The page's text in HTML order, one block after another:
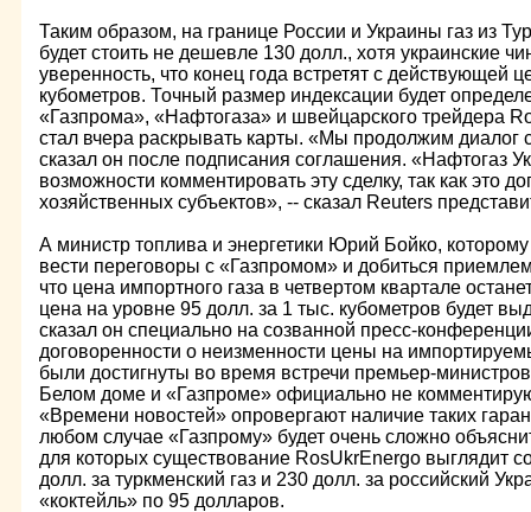
Таким образом, на границе России и Украины газ из
будет стоить не дешевле 130 долл., хотя украинские
уверенность, что конец года встретят с действующей
кубометров. Точный размер индексации будет
«Газпрома», «Нафтогаза» и швейцарского трейдера
стал вчера раскрывать карты. «Мы продолжим диалог
сказал он после подписания соглашения. «Нафтогаз
возможности комментировать эту сделку, так как это
хозяйственных субъектов», -- сказал Reuters
А министр топлива и энергетики Юрий Бойко,
вести переговоры с «Газпромом» и добиться
что цена импортного газа в четвертом квартале
цена на уровне 95 долл. за 1 тыс. кубометров будет
сказал он специально на созванной пресс-
договоренности о неизменности цены на
были достигнуты во время встречи премьер-
Белом доме и «Газпроме» официально не
«Времени новостей» опровергают наличие таких
любом случае «Газпрому» будет очень сложно
для которых существование RosUkrEnergo выглядит
долл. за туркменский газ и 230 долл. за российский
«коктейль» по 95 долларов.